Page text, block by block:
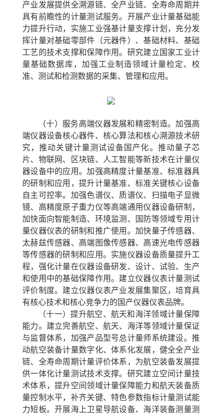
产业发展提供全溯源链、全产业链、全寿命周期并
具有前瞻性的计量测试服务。开展产业计量基础能
力提升行动，实施工业强基计量支撑计划，充分发
挥计量对基础零部件（元器件）、基础材料、基础
工艺的技术支撑和保障作用。研究建立国家工业计
量基础数据库，加强工业制造领域计量检定、校
准、测试和检测数据的采集、管理和应用。
（十）服务高端仪器发展和精密制造。加强高
端仪器设备核心器件、核心算法和核心溯源技术研
究，推动关键计量测试设备国产化。推动量子芯
片、物联网、区块链、人工智能等新技术在计量仪
器设备中的应用。加强高精度计量基准、标准器具
的研制和应用，提升计量基准、标准关键核心设备
自主可控率。加强色谱仪、质谱仪、扫描电子显微
镜、高精度原子重力仪等高端通用仪器设备研制，
加快面向智能制造、环境监测、国防等领域专用计
量仪器仪表的研制和推广使用。加快量子传感器、
太赫兹传感器、高端图像传感器、高速光电传感器
等传感器的研制和应用。实施仪器设备质量提升工
程，强化计量在仪器设备研发、设计、试验、生产
和使用中的基础保障作用。建立仪器仪表计量测试
评价制度。建立仪器仪表产业发展集聚区，培育具
有核心技术和核心竞争力的国产仪器仪表品牌。
（十一）提升航空、航天和海洋领域计量保障
能力。 建立完善航空、航天、海洋等领域计量保证
与监督体系，加强产品型号总计量师系统建设。推
动航空装备计量数字化、体系化发展，健全全产业
链、全寿命周期计量评价体系，为航空装备发展提
供一体化计量测试技术支撑。研究建立空间计量技
术体系，提升空间领域计量保障能力和航天装备质
量控制水平，补齐关键、特色参数指标计量测试能
力短板。开展海上卫星导航设备、海洋装备测量测